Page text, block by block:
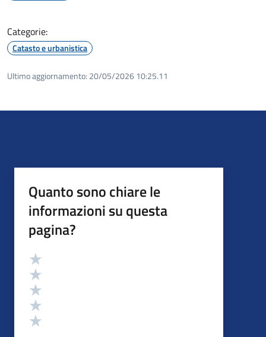
Categorie:
Catasto e urbanistica
Ultimo aggiornamento: 20/05/2026 10:25.11
Quanto sono chiare le
informazioni su questa
pagina?
Valutazione